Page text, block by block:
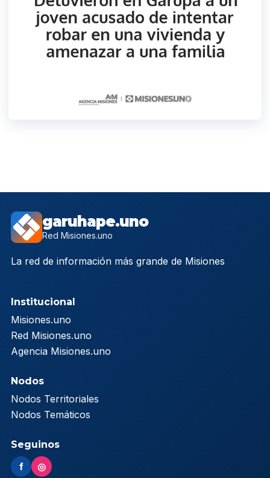
garuhape.uno
Red Misiones.uno
La red de información más grande de Misiones
Institucional
Misiones.uno
Red Misiones.uno
Agencia Misiones.uno
Nodos
Nodos Territoriales
Nodos Temáticos
Seguinos
f ◎